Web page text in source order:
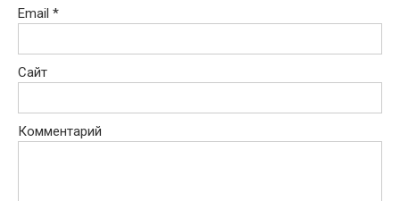
Email *
Сайт
Комментарий